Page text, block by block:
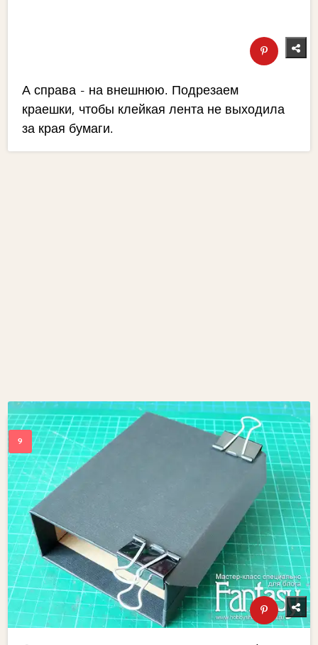
А справа - на внешнюю. Подрезаем
краешки, чтобы клейкая лента не выходила
за края бумаги.